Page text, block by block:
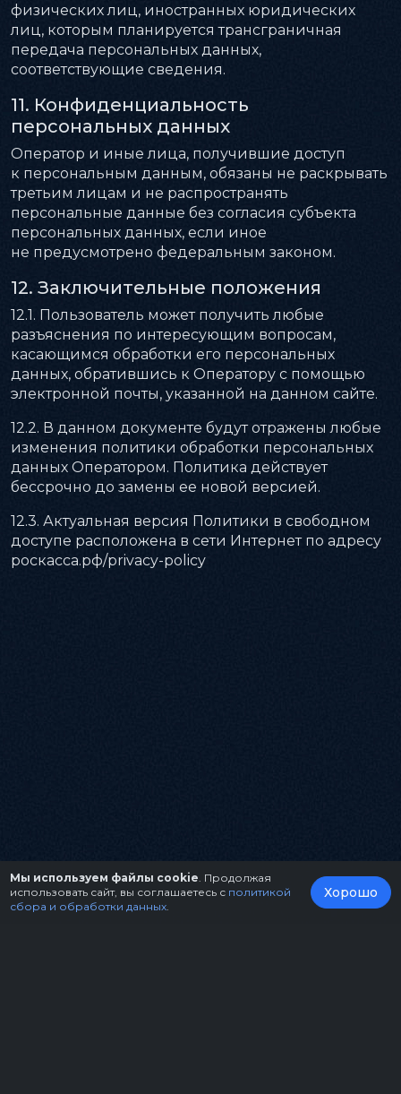
физических лиц, иностранных юридических
лиц, которым планируется трансграничная
передача персональных данных,
соответствующие сведения.
11. Конфиденциальность
персональных данных
Оператор и иные лица, получившие доступ
к персональным данным, обязаны не раскрывать
третьим лицам и не распространять
персональные данные без согласия субъекта
персональных данных, если иное
не предусмотрено федеральным законом.
12. Заключительные положения
12.1. Пользователь может получить любые
разъяснения по интересующим вопросам,
касающимся обработки его персональных
данных, обратившись к Оператору с помощью
электронной почты, указанной на данном сайте.
12.2. В данном документе будут отражены любые
изменения политики обработки персональных
данных Оператором. Политика действует
бессрочно до замены ее новой версией.
12.3. Актуальная версия Политики в свободном
доступе расположена в сети Интернет по адресу
роскасса.рф/privacy-policy
Мы используем файлы cookie . Продолжая
использовать сайт, вы соглашаетесь с политикой
сбора и обработки данных
Хорошо